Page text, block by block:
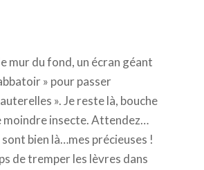
mur du fond, un écran géant
» pour passer
». Je reste là, bouche
moindre insecte. Attendez…
bien là…mes précieuses !
de tremper les lèvres dans